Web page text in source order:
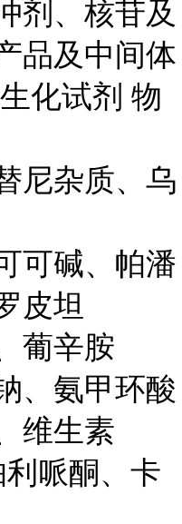
剂、核苷及
品及中间体
化试剂 物
尼杂质、乌
可碱、帕潘
皮坦
葡辛胺
、氨甲环酸
维生素
哌酮、卡